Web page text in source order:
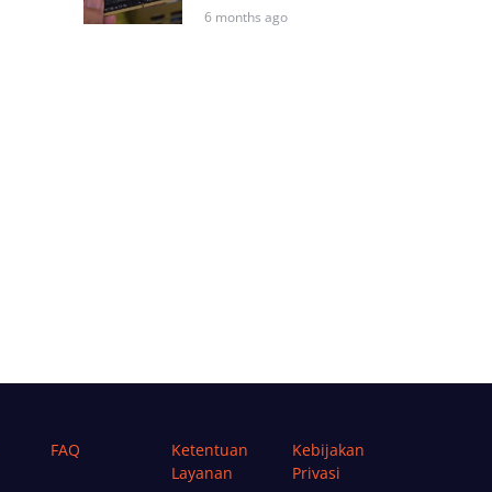
6 months ago
FAQ
Ketentuan
Layanan
Kebijakan
Privasi